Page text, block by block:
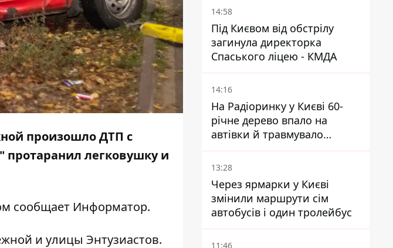
произошло ДТП с
легковушку и
сообщает Информатор.
и улицы Энтузиастов.
14:58
Під Києвом від обстрілу
загинула директорка
Спаського ліцею - КМДА
14:16
На Радіоринку у Києві 60-
річне дерево впало на
автівки й травмувало
людину - подробиці
13:28
Через ярмарки у Києві
змінили маршрути сім
автобусів і один тролейбус
11:46